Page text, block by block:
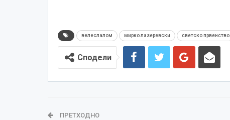
велеслалом мирко лазеревски светско првенство
Сподели
ПРЕТХОДНО